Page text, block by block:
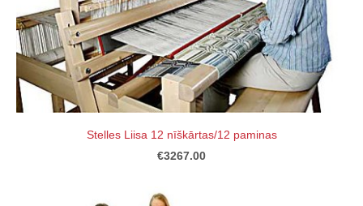
Stelles Liisa 12 nīškārtas/12 paminas
€3267.00